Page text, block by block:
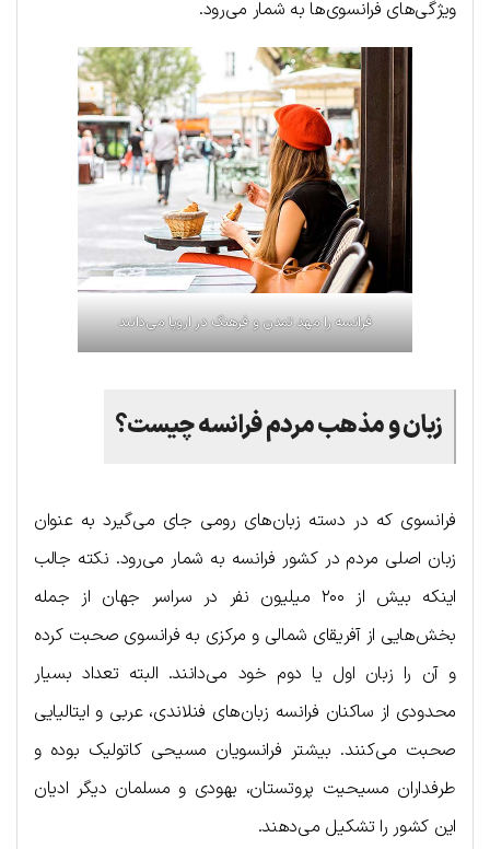
ویژگی‌های فرانسوی‌ها به شمار می‌رود.
فرانسه را مهد تمدن و فرهنگ در اروپا می‌دانند
زبان و مذهب مردم فرانسه چیست؟
فرانسوی که در دسته زبان‌های رومی جای می‌گیرد به عنوان
زبان اصلی مردم در کشور فرانسه به شمار می‌رود. نکته جالب
اینکه بیش از ۲۰۰ میلیون نفر در سراسر جهان از جمله
بخش‌هایی از آفریقای شمالی و مرکزی به فرانسوی صحبت کرده
و آن را زبان اول یا دوم خود می‌دانند. البته تعداد بسیار
محدودی از ساکنان فرانسه زبان‌های فنلاندی، عربی و ایتالیایی
صحبت می‌کنند. بیشتر فرانسویان مسیحی کاتولیک بوده و
طرفداران مسیحیت پروتستان، یهودی و مسلمان دیگر ادیان
این کشور را تشکیل می‌دهند.